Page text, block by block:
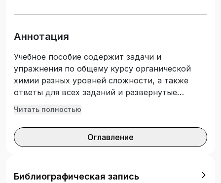
Аннотация
Учебное пособие содержит задачи и
упражнения по общему курсу органической
химии разных уровней сложности, а также
ответы для всех заданий и развернутые
решения для большинства задач, включающие
ИК-спектров и спектров ЯМР. Содержание
задач соответствует учебной программе по
химического факультета МГУ имени М. В.
Читать полностью
Оглавление
Библиографическая запись